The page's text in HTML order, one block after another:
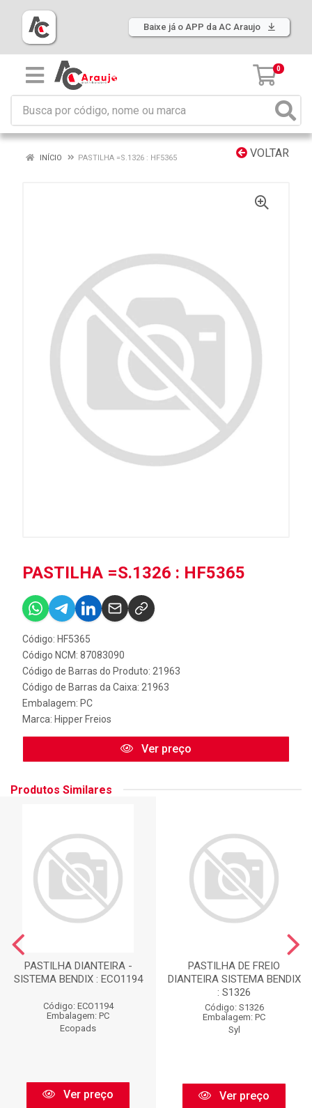
Baixe já o APP da AC Araujo
0
VOLTAR
INÍCIO PASTILHA =S.1326 : HF5365
PASTILHA =S.1326 : HF5365
Código: HF5365
Código NCM: 87083090
Código de Barras do Produto: 21963
Código de Barras da Caixa: 21963
Embalagem: PC
Marca: Hipper Freios
Ver preço
Produtos Similares
PASTILHA DIANTEIRA -
SISTEMA BENDIX : ECO1194
Código: ECO1194
Embalagem: PC
Ecopads
Ver preço
PASTILHA DE FREIO
DIANTEIRA SISTEMA BENDIX
: S1326
Código: S1326
Embalagem: PC
Syl
Ver preço